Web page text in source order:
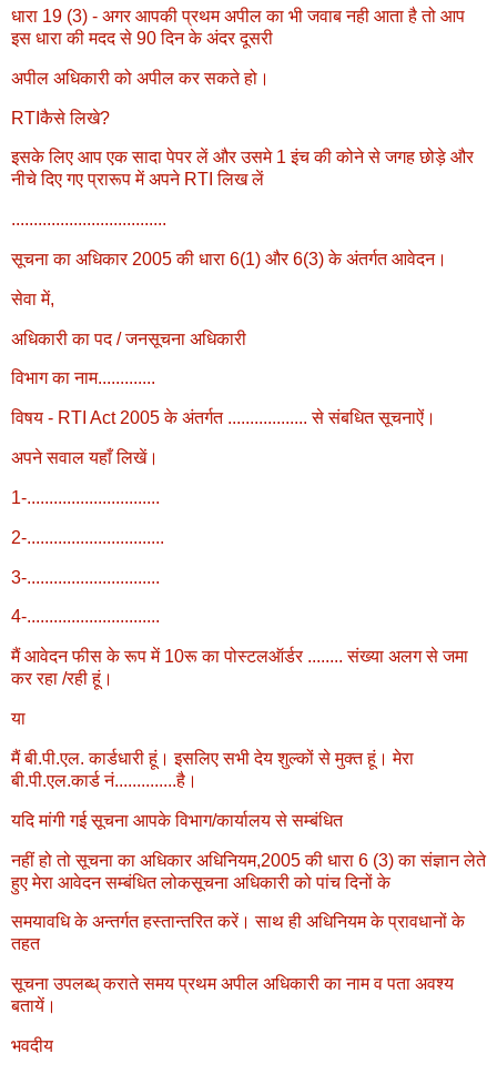
धारा 19 (3) - अगर आपकी प्रथम अपील का भी जवाब नही आता है तो आप
इस धारा की मदद से 90 दिन के अंदर दूसरी
अपील अधिकारी को अपील कर सकते हो।
RTIकैसे लिखे?
इसके लिए आप एक सादा पेपर लें और उसमे 1 इंच की कोने से जगह छोड़े और
नीचे दिए गए प्रारूप में अपने RTI लिख लें
...................................
सूचना का अधिकार 2005 की धारा 6(1) और 6(3) के अंतर्गत आवेदन।
सेवा में,
अधिकारी का पद / जनसूचना अधिकारी
विभाग का नाम.............
विषय - RTI Act 2005 के अंतर्गत .................. से संबधित सूचनाऐं।
अपने सवाल यहाँ लिखें।
1-..............................
2-...............................
3-..............................
4-..............................
मैं आवेदन फीस के रूप में 10रू का पोस्टलऑर्डर ........ संख्या अलग से जमा
कर रहा /रही हूं।
या
मैं बी.पी.एल. कार्डधारी हूं। इसलिए सभी देय शुल्कों से मुक्त हूं। मेरा
बी.पी.एल.कार्ड नं..............है।
यदि मांगी गई सूचना आपके विभाग/कार्यालय से सम्बंधित
नहीं हो तो सूचना का अधिकार अधिनियम,2005 की धारा 6 (3) का संज्ञान लेते
हुए मेरा आवेदन सम्बंधित लोकसूचना अधिकारी को पांच दिनों के
समयावधि के अन्तर्गत हस्तान्तरित करें। साथ ही अधिनियम के प्रावधानों के
तहत
सूचना उपलब्ध् कराते समय प्रथम अपील अधिकारी का नाम व पता अवश्य
बतायें।
भवदीय